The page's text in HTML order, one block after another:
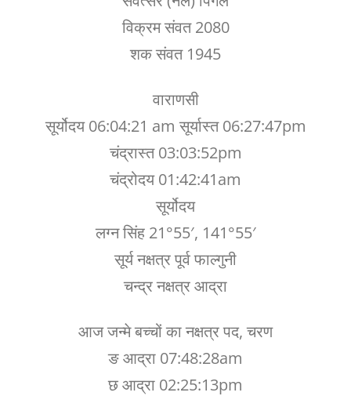
विक्रम संवत 2080
शक संवत 1945
वाराणसी
सूर्योदय 06:04:21 am सूर्यास्त 06:27:47pm
चंद्रास्त 03:03:52pm
चंद्रोदय 01:42:41am
सूर्योदय
लग्न सिंह 21°55′, 141°55′
सूर्य नक्षत्र पूर्व फाल्गुनी
चन्द्र नक्षत्र आद्रा
आज जन्मे बच्चों का नक्षत्र पद, चरण
ङ आद्रा 07:48:28am
छ आद्रा 02:25:13pm